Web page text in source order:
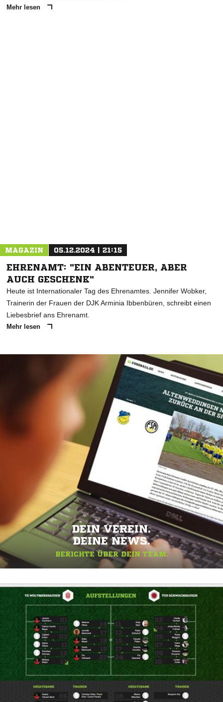
Mehr lesen
MAGAZIN 05.12.2024 | 21:15
EHRENAMT: "EIN ABENTEUER, ABER
AUCH GESCHENK"
Heute ist Internationaler Tag des Ehrenamtes. Jennifer Wobker,
Trainerin der Frauen der DJK Arminia Ibbenbüren, schreibt einen
Liebesbrief ans Ehrenamt.
Mehr lesen
DEIN VEREIN.
DEINE NEWS.
BERICHTE ÜBER DEIN TEAM.